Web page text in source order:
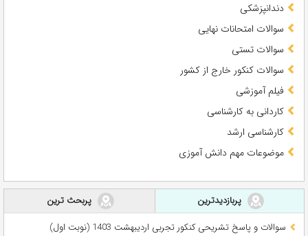
دندانپزشکی
سوالات امتحانات نهایی
سوالات تستی
سوالات کنکور خارج از کشور
فیلم آموزشی
کاردانی به کارشناسی
کارشناسی ارشد
موضوعات مهم دانش آموزی
پربازدیدترین
پربحث ترین
سوالات و پاسخ تشریحی کنکور تجربی اردیبهشت 1403 (نوبت اول)